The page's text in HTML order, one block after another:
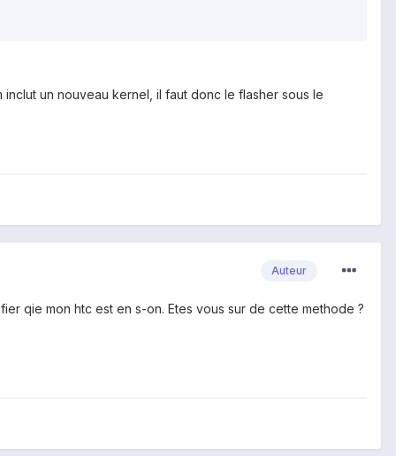
un nouveau kernel, il faut donc le flasher sous le
Auteur
qie mon htc est en s-on. Etes vous sur de cette methode ?